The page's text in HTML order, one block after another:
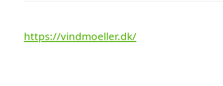
https://vindmoeller.dk/